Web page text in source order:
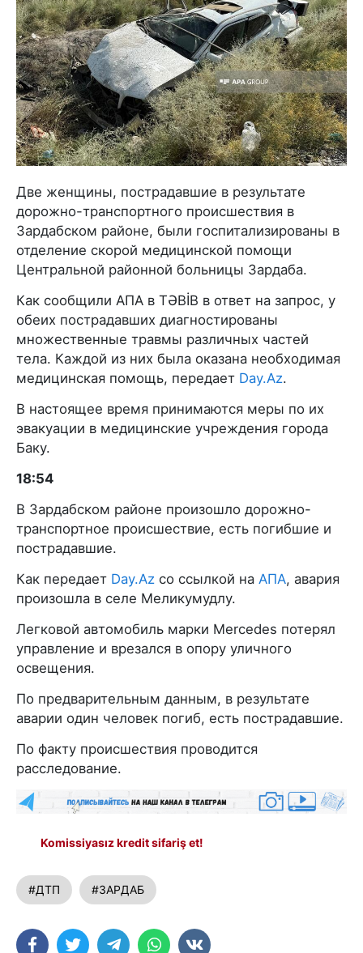
Две женщины, пострадавшие в результате
дорожно-транспортного происшествия в
Зардабском районе, были госпитализированы в
отделение скорой медицинской помощи
Центральной районной больницы Зардаба.
Как сообщили AПA в TƏBİB в ответ на запрос, у
обеих пострадавших диагностированы
множественные травмы различных частей
тела. Каждой из них была оказана необходимая
медицинская помощь, передает Day.Az.
В настоящее время принимаются меры по их
эвакуации в медицинские учреждения города
Баку.
18:54
В Зардабском районе произошло дорожно-
транспортное происшествие, есть погибшие и
пострадавшие.
Как передает Day.Az со ссылкой на АПА, авария
произошла в селе Меликумудлу.
Легковой автомобиль марки Mercedes потерял
управление и врезался в опору уличного
освещения.
По предварительным данным, в результате
аварии один человек погиб, есть пострадавшие.
По факту происшествия проводится
расследование.
Komissiyasız kredit sifariş et!
#ДТП #ЗАРДАБ